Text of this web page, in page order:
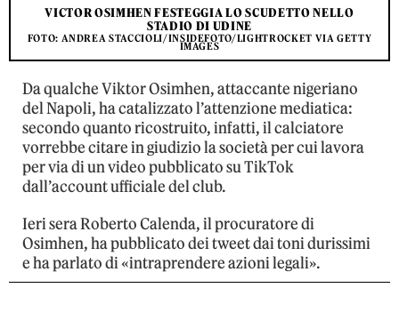
VICTOR OSIMHEN FESTEGGIA LO SCUDETTO NELLO
STADIO DI UDINE
FOTO: ANDREA STACCIOLI/INSIDEFOTO/LIGHTROCKET VIA GETTY
IMAGES
Da qualche Viktor Osimhen, attaccante nigeriano
del Napoli, ha catalizzato l’attenzione mediatica:
secondo quanto ricostruito, infatti, il calciatore
vorrebbe citare in giudizio la società per cui lavora
per via di un video pubblicato su TikTok
dall’account ufficiale del club.
Ieri sera Roberto Calenda, il procuratore di
Osimhen, ha pubblicato dei tweet dai toni durissimi
e ha parlato di «intraprendere azioni legali».